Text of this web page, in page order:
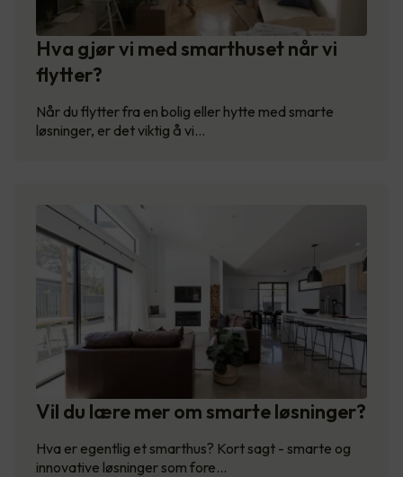
Hva gjør vi med smarthuset når vi
flytter?
Når du flytter fra en bolig eller hytte med smarte
løsninger, er det viktig å vi…
Vil du lære mer om smarte løsninger?
Hva er egentlig et smarthus? Kort sagt - smarte og
innovative løsninger som fore…